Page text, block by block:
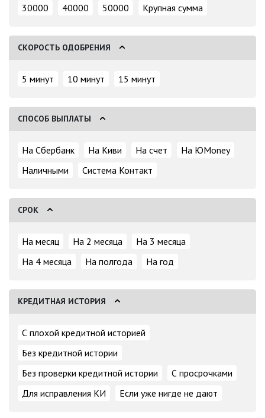
30000
40000 50000 Крупная сумма
СКОРОСТЬ ОДОБРЕНИЯ
5 минут 10 минут 15 минут
СПОСОБ ВЫПЛАТЫ
На Сбербанк На Киви На счет
На ЮMoney
Наличными
Система Контакт
СРОК
На месяц На 2 месяца
На 3 месяца
На 4 месяца
На полгода На год
КРЕДИТНАЯ ИСТОРИЯ
С плохой кредитной историей
Без кредитной истории
Без проверки кредитной истории
С просрочками
Для исправления КИ
Если уже нигде не дают